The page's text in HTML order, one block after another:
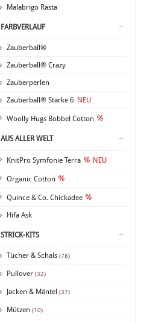
Malabrigo Rasta
FARBVERLAUF
Zauberball®
Zauberball® Crazy
Zauberperlen
Zauberball® Stärke 6 NEU
Woolly Hugs Bobbel Cotton
AUS ALLER WELT
KnitPro Symfonie Terra NEU
Organic Cotton
Quince & Co. Chickadee
Hifa Ask
STRICK-KITS
Tücher & Schals (78)
Pullover (32)
Jacken & Mäntel (37)
Mützen (10)